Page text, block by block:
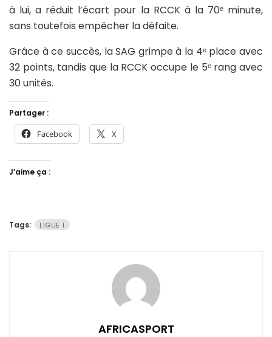
à lui, a réduit l’écart pour la RCCK à la 70ᵉ minute,
sans toutefois empêcher la défaite.
Grâce à ce succès, la SAG grimpe à la 4ᵉ place avec
32 points, tandis que la RCCK occupe le 5ᵉ rang avec
30 unités.
Partager :
Facebook X
J’aime ça :
Tags: LIGUE 1
AFRICASPORT